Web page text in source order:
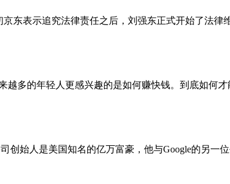
东表示追究法律责任之后，刘强东正式开始了法律
越多的年轻人更感兴趣的是如何赚快钱。到底如何
创始人是美国知名的亿万富豪，他与Google的另一位